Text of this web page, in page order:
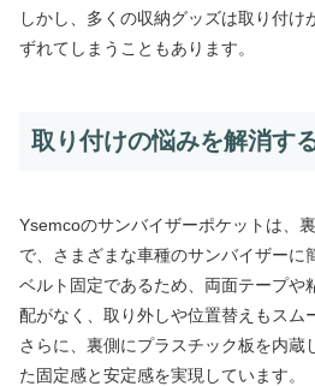
しかし、多くの収納グッズは取り付け
ずれてしまうこともあります。
取り付けの悩みを解消す
Ysemcoのサンバイザーポケットは、
で、さまざまな車種のサンバイザーに
ベルト固定であるため、両面テープや
配がなく、取り外しや位置替えもスム
さらに、裏側にプラスチック板を内蔵
た固定感と安定感を実現しています。